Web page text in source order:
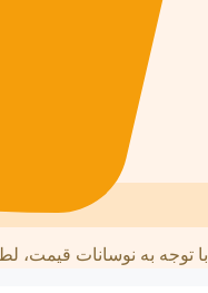
با توجه به نوسانات قیمت،